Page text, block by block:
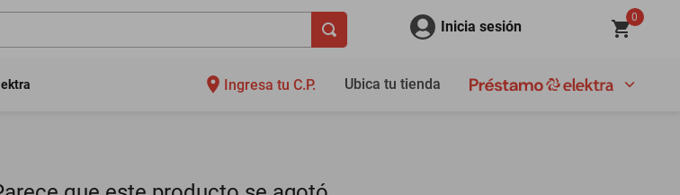
Inicia sesión
0
Ingresa tu C.P. Ubica tu tienda